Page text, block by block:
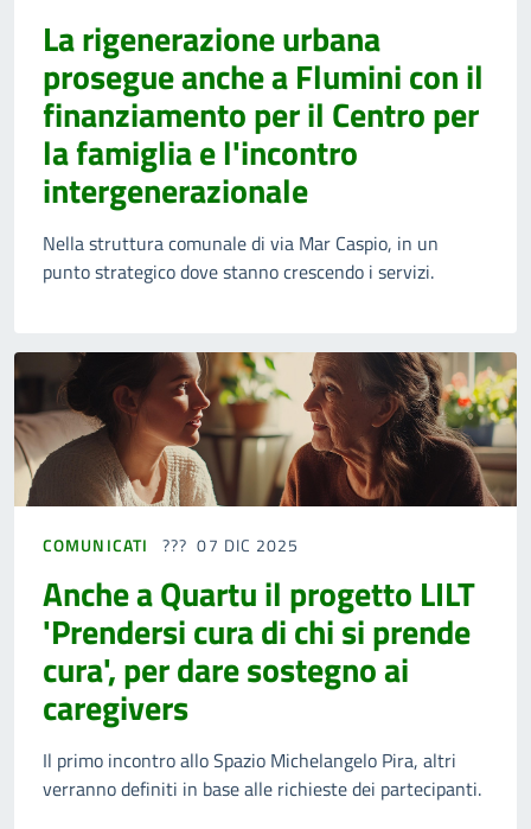
La rigenerazione urbana
prosegue anche a Flumini con il
finanziamento per il Centro per
la famiglia e l'incontro
intergenerazionale
Nella struttura comunale di via Mar Caspio, in un
punto strategico dove stanno crescendo i servizi.
COMUNICATI 07 DIC 2025
Anche a Quartu il progetto LILT
'Prendersi cura di chi si prende
cura', per dare sostegno ai
caregivers
Il primo incontro allo Spazio Michelangelo Pira, altri
verranno definiti in base alle richieste dei partecipanti.